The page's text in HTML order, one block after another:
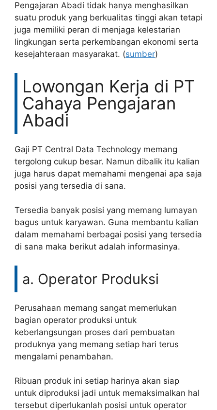
Pengajaran Abadi tidak hanya menghasilkan
suatu produk yang berkualitas tinggi akan tetapi
juga memiliki peran di menjaga kelestarian
lingkungan serta perkembangan ekonomi serta
kesejahteraan masyarakat. (sumber)
Lowongan Kerja di PT
Cahaya Pengajaran
Abadi
Gaji PT Central Data Technology memang
tergolong cukup besar. Namun dibalik itu kalian
juga harus dapat memahami mengenai apa saja
posisi yang tersedia di sana.
Tersedia banyak posisi yang memang lumayan
bagus untuk karyawan. Guna membantu kalian
dalam memahami berbagai posisi yang tersedia
di sana maka berikut adalah informasinya.
a. Operator Produksi
Perusahaan memang sangat memerlukan
bagian operator produksi untuk
keberlangsungan proses dari pembuatan
produknya yang memang setiap hari terus
mengalami penambahan.
Ribuan produk ini setiap harinya akan siap
untuk diproduksi jadi untuk memaksimalkan hal
tersebut diperlukanlah posisi untuk operator